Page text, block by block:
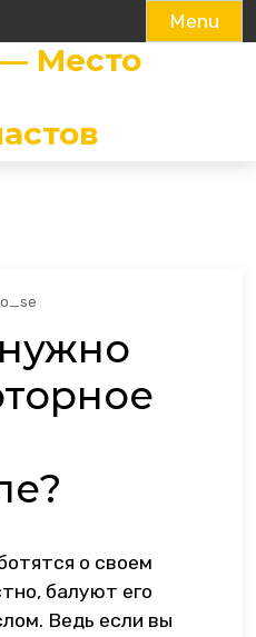
Menu
Место
о своем
балуют его
Ведь если вы